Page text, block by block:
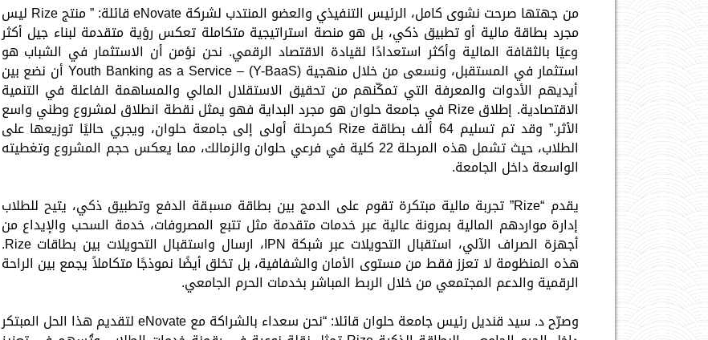
من جهتها صرحت نشوى كامل، الرئيس التنفيذي والعضو المنتدب لشركة eNovate قائلة: ” منتج Rize ليس
مجرد بطاقة مالية أو تطبيق ذكي، بل هو منصة استراتيجية متكاملة تعكس رؤية متقدمة لبناء جيل أكثر
وعيًا بالثقافة المالية وأكثر استعدادًا لقيادة الاقتصاد الرقمي. نحن نؤمن أن الاستثمار في الشباب هو
استثمار في المستقبل، ونسعى من خلال منهجية (Y-BaaS) – Youth Banking as a Service أن نضع بين
أيديهم الأدوات والمعرفة التي تمكّنهم من تحقيق الاستقلال المالي والمساهمة الفاعلة في التنمية
الاقتصادية. إطلاق Rize في جامعة حلوان هو مجرد البداية فهو يمثل نقطة انطلاق لمشروع وطني واسع
الأثر.” وقد تم تسليم 64 ألف بطاقة Rize كمرحلة أولى إلى جامعة حلوان، ويجري حاليًا توزيعها على
الطلاب، حيث تشمل هذه المرحلة 22 كلية في فرعي حلوان والزمالك، مما يعكس حجم المشروع وتغطيته
الواسعة داخل الجامعة.
يقدم “Rize” تجربة مالية مبتكرة تقوم على الدمج بين بطاقة مسبقة الدفع وتطبيق ذكي، يتيح للطلاب
إدارة مواردهم المالية بمرونة عالية عبر خدمات متقدمة مثل تتبع المصروفات، خدمة السحب والإيداع من
أجهزة الصراف الآلي، استقبال التحويلات عبر شبكة IPN، ارسال واستقبال التحويلات بين بطاقات Rize.
هذه المنظومة لا تعزز فقط من مستوى الأمان والشفافية، بل تخلق أيضًا نموذجًا متكاملاً يجمع بين الراحة
الرقمية والدعم المجتمعي من خلال الربط المباشر بخدمات الحرم الجامعي.
وصرّح د. سيد قنديل رئيس جامعة حلوان قائلا: “نحن سعداء بالشراكة مع eNovate لتقديم هذا الحل المبتكر